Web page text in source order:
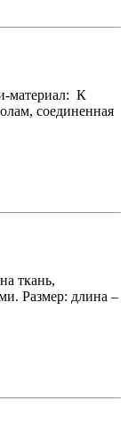
материал: К
соединенная
ткань,
Размер: длина –